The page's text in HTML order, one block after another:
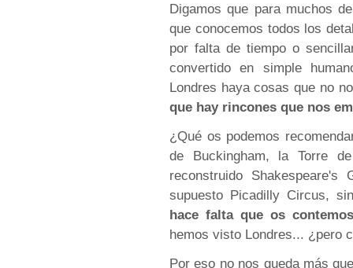
Digamos que para muchos
que conocemos todos los
por falta de tiempo o
convertido en simple
Londres haya cosas que no
que hay rincones que nos
¿Qué os podemos
de Buckingham, la Torre
reconstruido
supuesto Picadilly Circus,
hace falta que os
hemos visto Londres... ¿pero
Por eso no nos queda más